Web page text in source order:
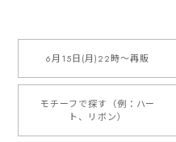
6月15日(月)22時〜再販
モチーフで探す（例：ハー
ト、リボン）